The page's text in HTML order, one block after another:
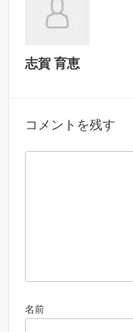
志賀 育恵
コメントを残す
名前